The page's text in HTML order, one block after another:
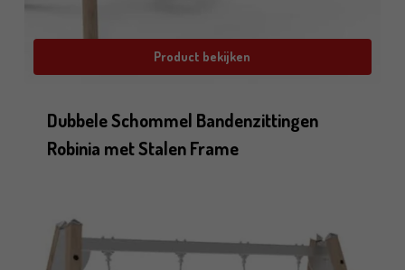
Product bekijken
Dubbele Schommel Bandenzittingen
Robinia met Stalen Frame